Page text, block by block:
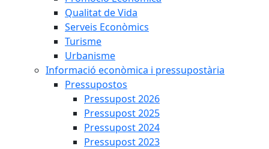
Qualitat de Vida
Serveis Econòmics
Turisme
Urbanisme
Informació econòmica i pressupostària
Pressupostos
Pressupost 2026
Pressupost 2025
Pressupost 2024
Pressupost 2023